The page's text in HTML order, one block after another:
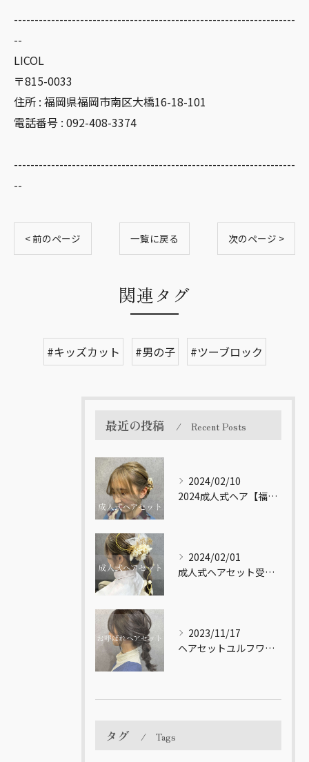
--------------------------------------------------------------------
--
LICOL
〒815-0033
住所 : 福岡県福岡市南区大橋16-18-101
電話番号 : 092-408-3374
--------------------------------------------------------------------
--
< 前のページ 一覧に戻る 次のページ >
関連タグ
#キッズカット #男の子 #ツーブロック
最近の投稿 Recent Posts
2024/02/10
2024成人式ヘア【福岡市南区大橋の美容室LICOL】
2024/02/01
成人式ヘアセット受付してます！【福岡市南区大橋の美容室LICOL】
2023/11/17
ヘアセットユルフワ♪【福岡市南区大橋の美容室LICOL】
タグ Tags